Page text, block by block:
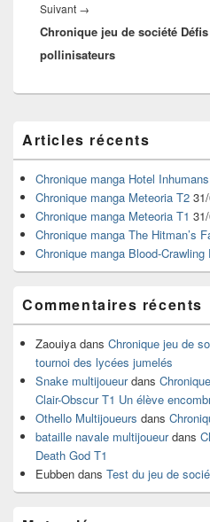
Suivant →
suivant :
Chronique jeu de société
pollinisateurs
principale
de
widget
pour
barre
latérale
Articles récents
Chronique manga Hotel
Chronique manga Meteoria T2
Chronique manga Meteoria T1
Chronique manga The Hitman’s
Chronique manga Blood-
Commentaires récents
Zaouiya dans Chronique jeu de
tournoi des lycées jumelés
Snake multijoueurdans
Clair-Obscur T1 Un élève
Othello Multijoueurs dans
bataille navale multijoueurdans
Death God T1
Eubben dans Test du jeu de